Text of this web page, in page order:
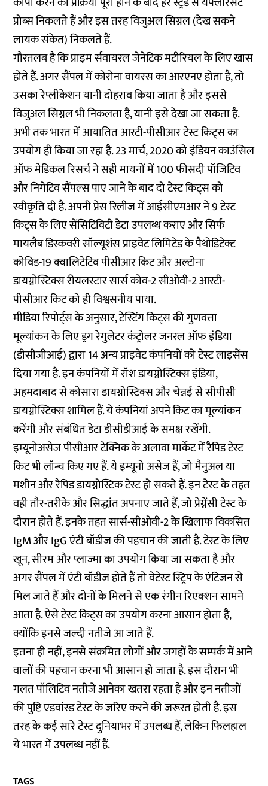
प्रोब्स निकलते हैं और इस तरह विजुअल सिग्नल (देख सकने
लायक संकेत) निकलते हैं.
गौरतलब है कि प्राइम र्सवायरल जेनेटिक मटीरियल के लिए खास
होते हैं. अगर सैंपल में कोरोना वायरस का आरएनए होता है, तो
उसका रेप्लीकेशन यानी दोहराव किया जाता है और इससे
विजुअल सिग्नल भी निकलता है, यानी इसे देखा जा सकता है.
अभी तक भारत में आयातित आरटी-पीसीआर टेस्ट किट्स का
उपयोग ही किया जा रहा है. 23 मार्च, 2020 को इंडियन काउंसिल
ऑफ मेडिकल रिसर्च ने सही मायनों में 100 फीसदी पॉजिटिव
और निगेटिव सैंपल्स पाए जाने के बाद दो टेस्ट किट्स को
स्वीकृति दी है. अपनी प्रेस रिलीज में आईसीएमआर ने 9 टेस्ट
किट्स के लिए सेंसिटिविटी डेटा उपलब्ध कराए और सिर्फ
मायलैब डिस्कवरी सॉल्यूशंस प्राइवेट लिमिटेड के पैथोडिटेक्ट
कोविड-19 क्वालिटेटिव पीसीआर किट और अल्टोना
डायग्नोस्टिक्स रीयलस्टार सार्स कोव-2 सीओवी-2 आरटी-
पीसीआर किट को ही विश्वसनीय पाया.
मीडिया रिपोर्ट्स के अनुसार, टेस्टिंग किट्स की गुणवत्ता
मूल्यांकन के लिए ड्रग रेगुलेटर कंट्रोलर जनरल ऑफ इंडिया
(डीसीजीआई) द्वारा 14 अन्य प्राइवेट कंपनियों को टेस्ट लाइसेंस
दिया गया है. इन कंपनियों में रॉश डायग्नोस्टिक्स इंडिया,
अहमदाबाद से कोसारा डायग्नोस्टिक्स और चेन्नई से सीपीसी
डायग्नोस्टिक्स शामिल हैं. ये कंपनियां अपने किट का मूल्यांकन
करेंगी और संबंधित डेटा डीसीडीआई के समक्ष रखेंगी.
इम्यूनोअसेज पीसीआर टेक्निक के अलावा मार्केट में रैपिड टेस्ट
किट भी लॉन्च किए गए हैं. ये इम्यूनो असेज हैं, जो मैनुअल या
मशीन और रैपिड डायग्नोस्टिक टेस्ट हो सकते हैं. इन टेस्ट के तहत
वही तौर-तरीके और सिद्धांत अपनाए जाते हैं, जो प्रेग्नेंसी टेस्ट के
दौरान होते हैं. इनके तहत सार्स-सीओवी-2 के खिलाफ विकसित
IgM और IgG एंटी बॉडीज की पहचान की जाती है. टेस्ट के लिए
खून, सीरम और प्लाज्मा का उपयोग किया जा सकता है और
अगर सैंपल में एंटी बॉडीज होते हैं तो वेटेस्ट स्ट्रिप के एंटिजन से
मिल जाते हैं और दोनों के मिलने से एक रंगीन रिएक्शन सामने
आता है. ऐसे टेस्ट किट्स का उपयोग करना आसान होता है,
क्योंकि इनसे जल्दी नतीजे आ जाते हैं.
इतना ही नहीं, इनसे संक्रमित लोगों और जगहों के सम्पर्क में आने
वालों की पहचान करना भी आसान हो जाता है. इस दौरान भी
गलत पॉलिटिव नतीजे आनेका खतरा रहता है और इन नतीजों
की पुष्टि एडवांस्ड टेस्ट के जरिए करने की जरूरत होती है. इस
तरह के कई सारे टेस्ट दुनियाभर में उपलब्ध हैं, लेकिन फिलहाल
ये भारत में उपलब्ध नहीं हैं.
TAGS